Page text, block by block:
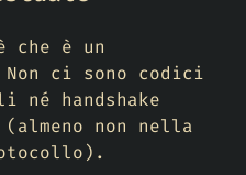
che è un
ci sono codici
né handshake
non nella